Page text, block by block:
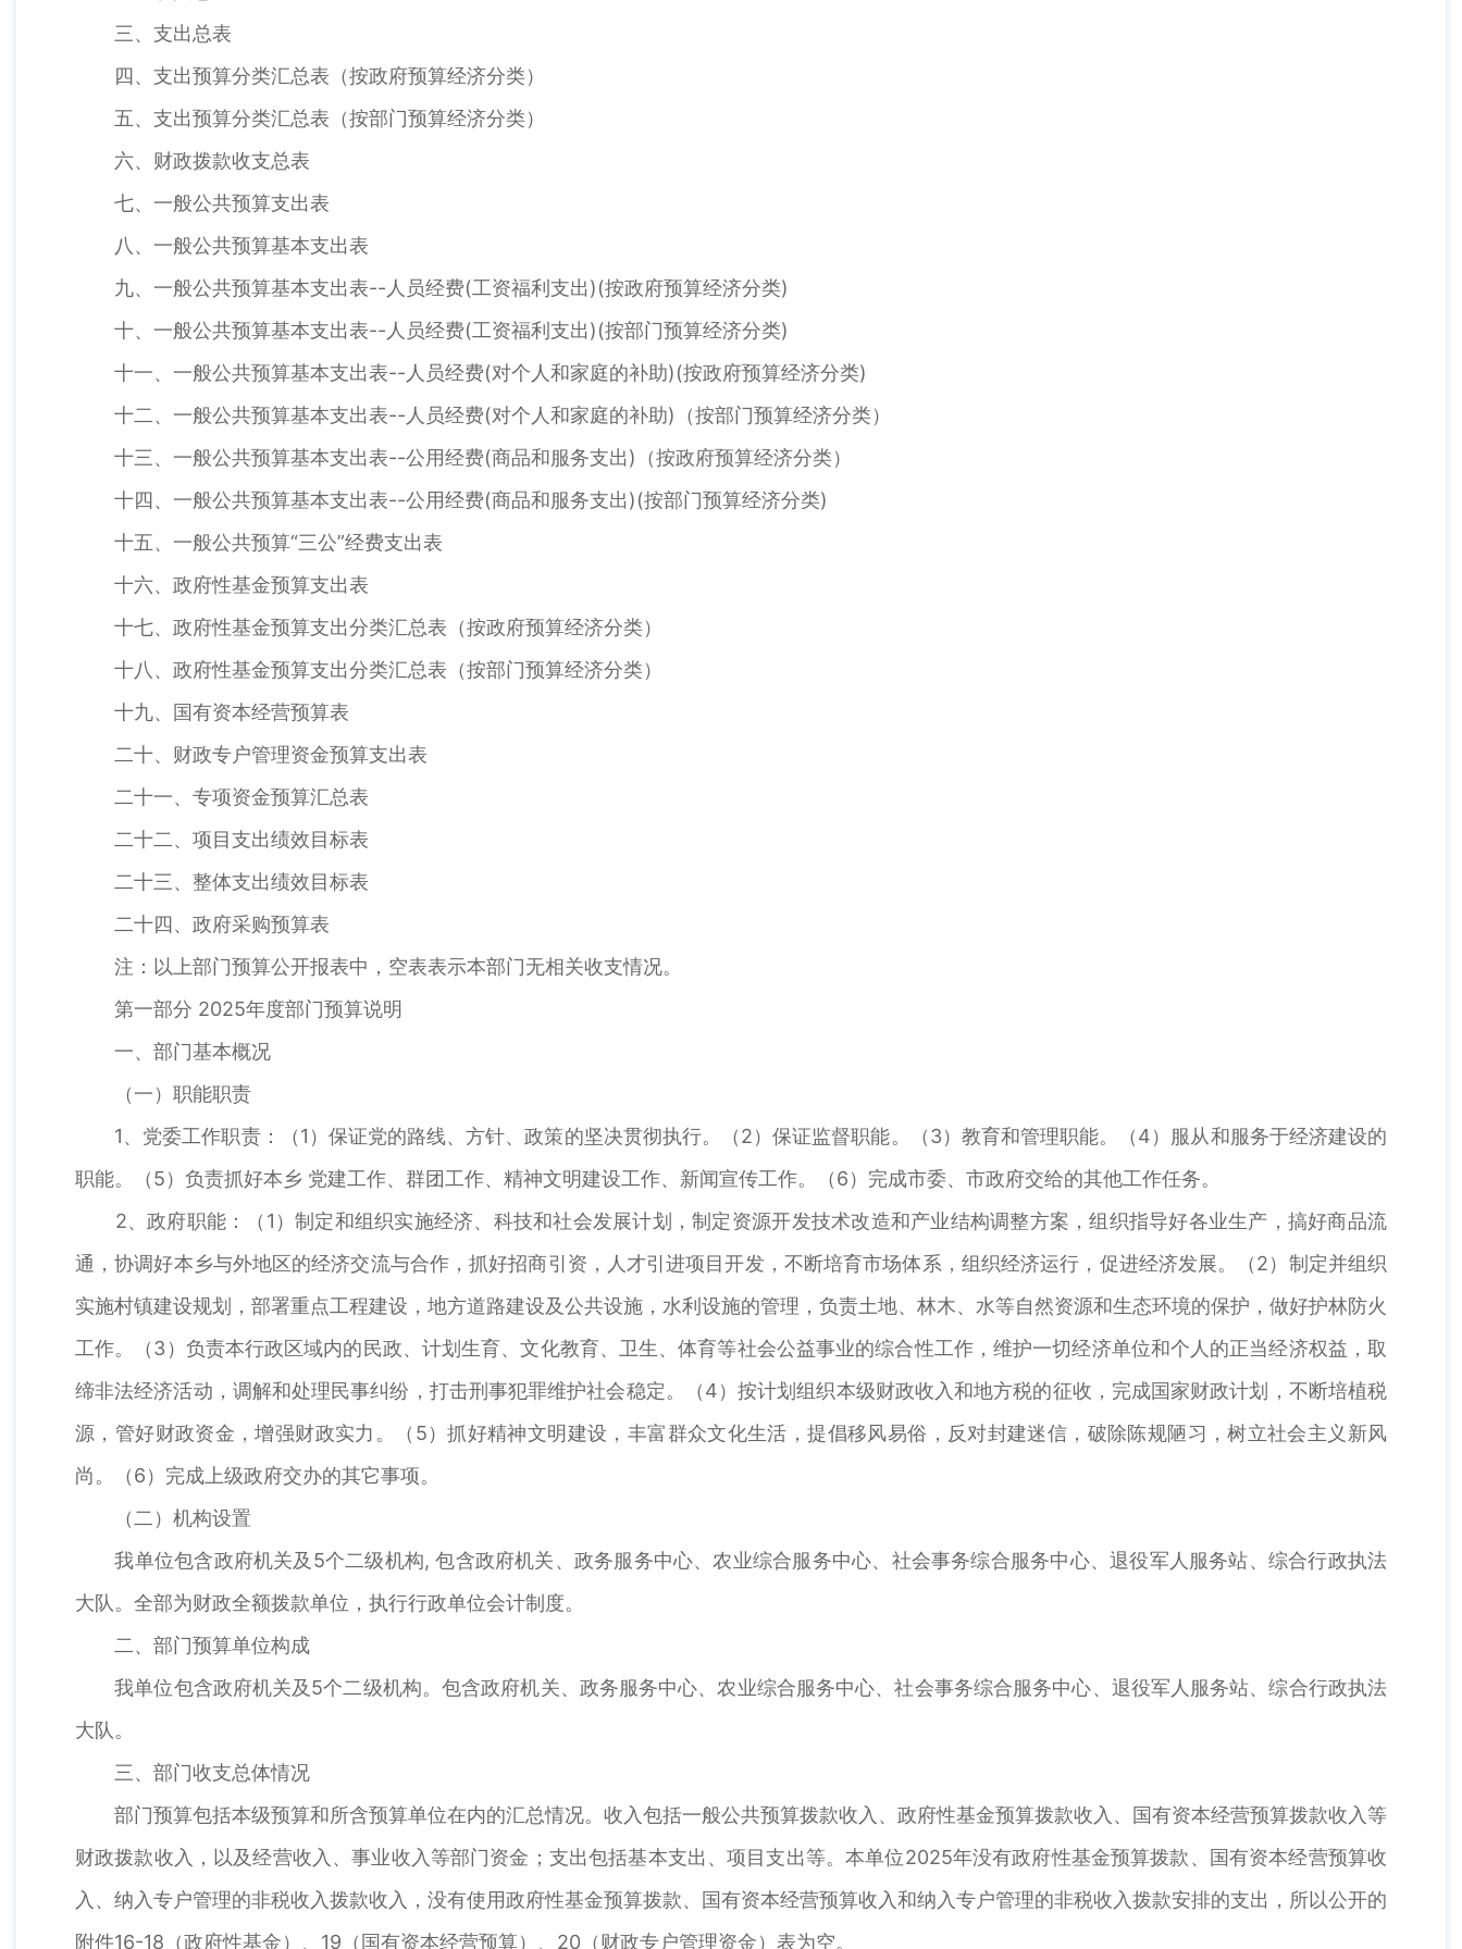
三、支出总表
四、支出预算分类汇总表（按政府预算经济分类）
五、支出预算分类汇总表（按部门预算经济分类）
六、财政拨款收支总表
七、一般公共预算支出表
八、一般公共预算基本支出表
九、一般公共预算基本支出表--人员经费(工资福利支出)(按政府预算经济分类)
十、一般公共预算基本支出表--人员经费(工资福利支出)(按部门预算经济分类)
十一、一般公共预算基本支出表--人员经费(对个人和家庭的补助)(按政府预算经济分类)
十二、一般公共预算基本支出表--人员经费(对个人和家庭的补助)（按部门预算经济分类）
十三、一般公共预算基本支出表--公用经费(商品和服务支出)（按政府预算经济分类）
十四、一般公共预算基本支出表--公用经费(商品和服务支出)(按部门预算经济分类)
十五、一般公共预算“三公”经费支出表
十六、政府性基金预算支出表
十七、政府性基金预算支出分类汇总表（按政府预算经济分类）
十八、政府性基金预算支出分类汇总表（按部门预算经济分类）
十九、国有资本经营预算表
二十、财政专户管理资金预算支出表
二十一、专项资金预算汇总表
二十二、项目支出绩效目标表
二十三、整体支出绩效目标表
二十四、政府采购预算表
注：以上部门预算公开报表中，空表表示本部门无相关收支情况。
第一部分 2025年度部门预算说明
一、部门基本概况
（一）职能职责
1、党委工作职责：（1）保证党的路线、方针、政策的坚决贯彻执行。（2）保证监督职能。（3）教育和管理职能。（4）服从和服务于经济建设的
职能。（5）负责抓好本乡 党建工作、群团工作、精神文明建设工作、新闻宣传工作。（6）完成市委、市政府交给的其他工作任务。
2、政府职能：（1）制定和组织实施经济、科技和社会发展计划，制定资源开发技术改造和产业结构调整方案，组织指导好各业生产，搞好商品流
通，协调好本乡与外地区的经济交流与合作，抓好招商引资，人才引进项目开发，不断培育市场体系，组织经济运行，促进经济发展。（2）制定并组织
实施村镇建设规划，部署重点工程建设，地方道路建设及公共设施，水利设施的管理，负责土地、林木、水等自然资源和生态环境的保护，做好护林防火
工作。（3）负责本行政区域内的民政、计划生育、文化教育、卫生、体育等社会公益事业的综合性工作，维护一切经济单位和个人的正当经济权益，取
缔非法经济活动，调解和处理民事纠纷，打击刑事犯罪维护社会稳定。（4）按计划组织本级财政收入和地方税的征收，完成国家财政计划，不断培植税
源，管好财政资金，增强财政实力。（5）抓好精神文明建设，丰富群众文化生活，提倡移风易俗，反对封建迷信，破除陈规陋习，树立社会主义新风
尚。（6）完成上级政府交办的其它事项。
（二）机构设置
我单位包含政府机关及5个二级机构, 包含政府机关、政务服务中心、农业综合服务中心、社会事务综合服务中心、退役军人服务站、综合行政执法
大队。全部为财政全额拨款单位，执行行政单位会计制度。
二、部门预算单位构成
我单位包含政府机关及5个二级机构。包含政府机关、政务服务中心、农业综合服务中心、社会事务综合服务中心、退役军人服务站、综合行政执法
大队。
三、部门收支总体情况
部门预算包括本级预算和所含预算单位在内的汇总情况。收入包括一般公共预算拨款收入、政府性基金预算拨款收入、国有资本经营预算拨款收入等
财政拨款收入，以及经营收入、事业收入等部门资金；支出包括基本支出、项目支出等。本单位2025年没有政府性基金预算拨款、国有资本经营预算收
入、纳入专户管理的非税收入拨款收入，没有使用政府性基金预算拨款、国有资本经营预算收入和纳入专户管理的非税收入拨款安排的支出，所以公开的
附件16-18（政府性基金）、19（国有资本经营预算）、20（财政专户管理资金）表为空。